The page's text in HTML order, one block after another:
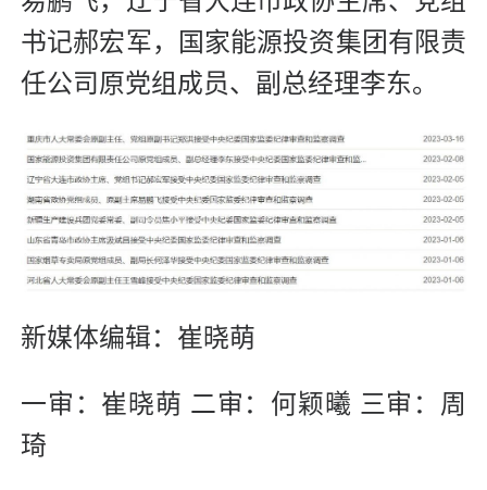
书记郝宏军，国家能源投资集团有限责
任公司原党组成员、副总经理李东。
新媒体编辑：崔晓萌
一审：崔晓萌 二审：何颖曦 三审：周
琦